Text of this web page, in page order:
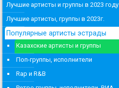
Лучшие артисты и группы в 2023 году.
Лучшие артисты, группы в 2023г.
Популярные артисты эстрады
Казахские артисты и группы
Поп-группы, исполнители
Rap и R&B